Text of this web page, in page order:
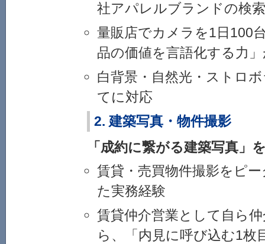
社アパレルブランドの検
量販店でカメラを1日100
品の価値を言語化する力
白背景・自然光・ストロ
てに対応
2. 建築写真・物件撮影
「成約に繋がる建築写真」
賃貸・売買物件撮影をピ
た実務経験
賃貸仲介営業として自ら
ら、「内見に呼び込む1枚